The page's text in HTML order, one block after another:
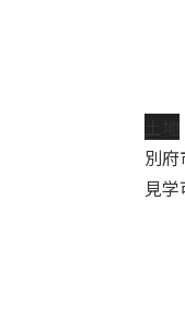
無
別府
見